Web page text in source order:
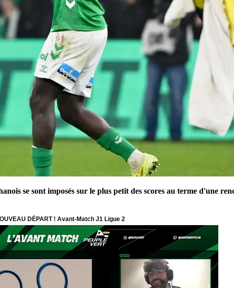
se sont imposés sur le plus petit des scores au terme d'une